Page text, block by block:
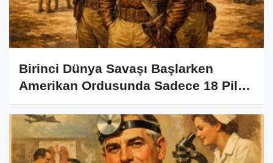
Birinci Dünya Savaşı Başlarken
Amerikan Ordusunda Sadece 18 Pilot
Vardı